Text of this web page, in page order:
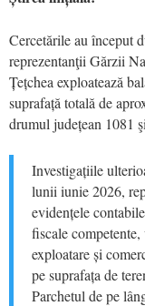
Cercetările au început
reprezentanţii Gărzii
Țețchea exploatează
suprafață totală de
drumul județean 1081
Investigațiile
lunii iunie 2026,
evidențele
fiscale
exploatare și
pe suprafața de
Parchetul de pe